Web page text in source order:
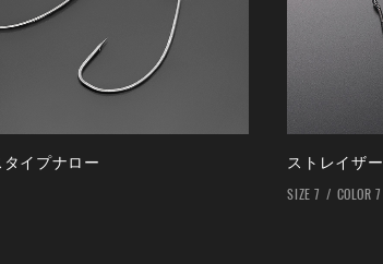
イプナロー ストレイザー
SIZE 7 COLOR 7